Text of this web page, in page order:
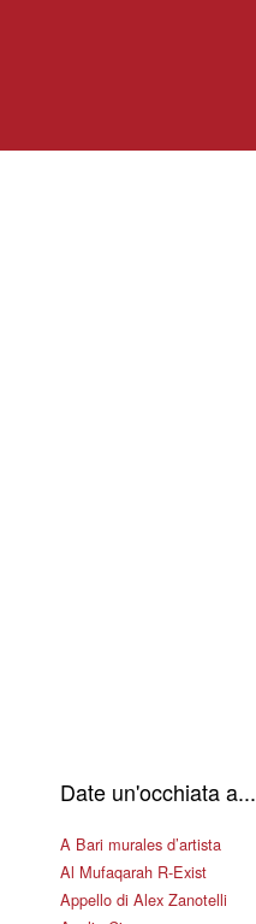
Date un'occhiata a...
A Bari murales d’artista
Al Mufaqarah R-Exist
Appello di Alex Zanotelli